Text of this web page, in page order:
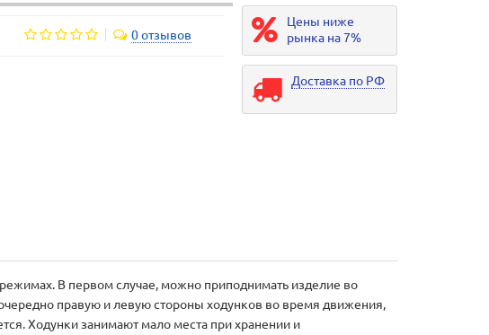
0 отзывов
Цены ниже
рынка на 7%
Доставка по РФ
В первом случае, можно приподнимать изделие во
правую и левую стороны ходунков во время движения,
Ходунки занимают мало места при хранении и